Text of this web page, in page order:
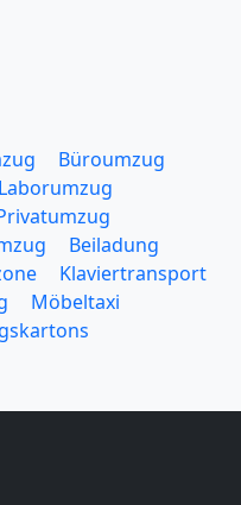
Büroumzug
Laborumzug
Beiladung
Klaviertransport
Möbeltaxi